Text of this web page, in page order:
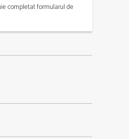
completat formularul de